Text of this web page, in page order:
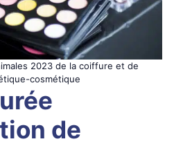
2023 de la coiffure et de
cosmétique
de